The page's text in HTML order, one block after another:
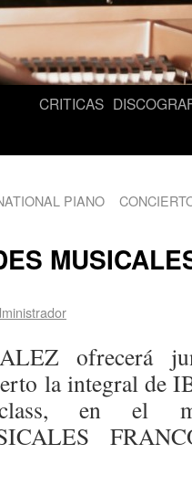
CRITICAS
PIANO
ofrecerá
la integral de
en el